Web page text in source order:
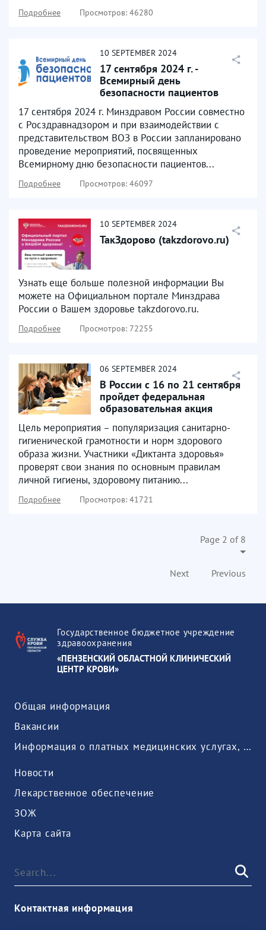
Подробнее Просмотров: 46280
10 SEPTEMBER 2024
17 сентября 2024 г. -
Всемирный день
безопасности пациентов
17 сентября 2024 г. Минздравом России совместно
с Росздравнадзором и при взаимодействии с
представительством ВОЗ в России запланировано
проведение мероприятий, посвященных
Всемирному дню безопасности пациентов...
Подробнее Просмотров: 46097
10 SEPTEMBER 2024
ТакЗдорово (takzdorovo.ru)
Узнать еще больше полезной информации Вы
можете на Официальном портале Минздрава
России о Вашем здоровье takzdorovo.ru.
Подробнее Просмотров: 72255
06 SEPTEMBER 2024
В России с 16 по 21 сентября
пройдет федеральная
образовательная акция
Цель мероприятия – популяризация санитарно-
гигиенической грамотности и норм здорового
образа жизни. Участники «Диктанта здоровья»
проверят свои знания по основным правилам
личной гигиены, здоровому питанию...
Подробнее Просмотров: 41721
Page 2 of 8
Previous
Next
Государственное бюджетное учреждение
здравоохранения
«ПЕНЗЕНСКИЙ ОБЛАСТНОЙ КЛИНИЧЕСКИЙ
ЦЕНТР КРОВИ»
Общая информация
Вакансии
Информация о платных медицинских услугах, предоставляемых медицинской организацией
Новости
Лекарственное обеспечение
ЗОЖ
Карта сайта
Контактная информация